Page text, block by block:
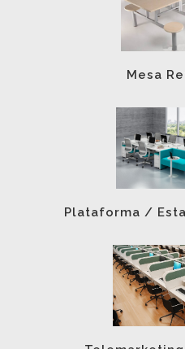
Mesa
Plataforma /